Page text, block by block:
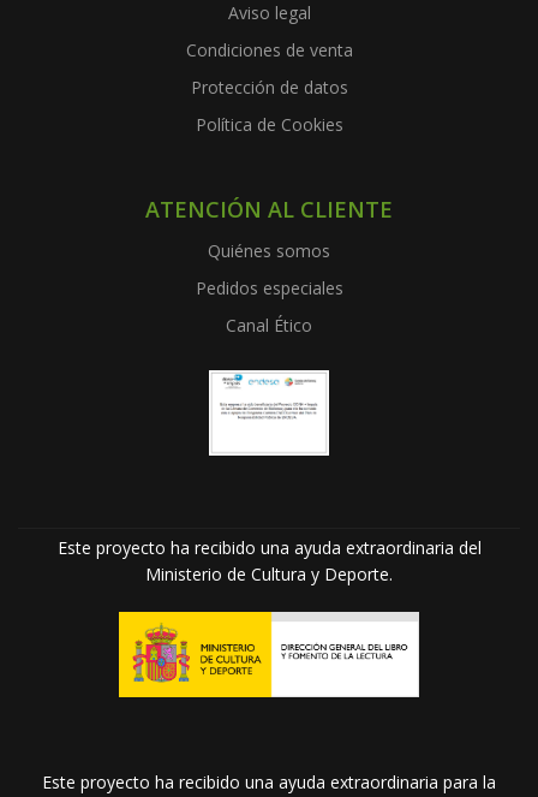
Aviso legal
Condiciones de venta
Protección de datos
Política de Cookies
ATENCIÓN AL CLIENTE
Quiénes somos
Pedidos especiales
Canal Ético
Este proyecto ha recibido una ayuda extraordinaria del
Ministerio de Cultura y Deporte.
Este proyecto ha recibido una ayuda extraordinaria para la